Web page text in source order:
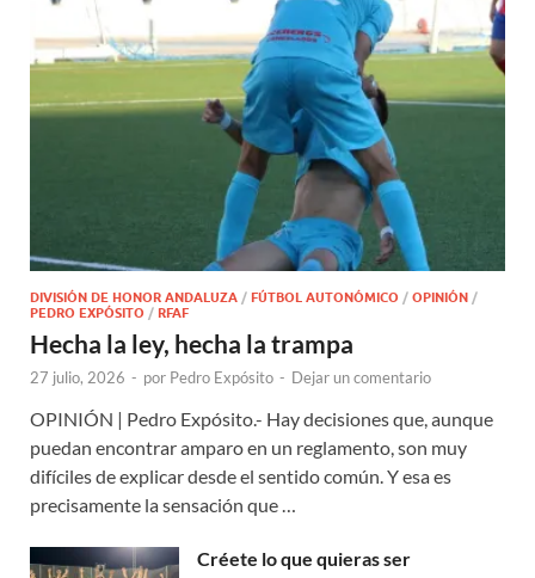
DIVISIÓN DE HONOR ANDALUZA / FÚTBOL AUTONÓMICO / OPINIÓN /
PEDRO EXPÓSITO / RFAF
Hecha la ley, hecha la trampa
27 julio, 2026 - por Pedro Expósito - Dejar un comentario
OPINIÓN | Pedro Expósito.- Hay decisiones que, aunque
puedan encontrar amparo en un reglamento, son muy
difíciles de explicar desde el sentido común. Y esa es
precisamente la sensación que …
Créete lo que quieras ser